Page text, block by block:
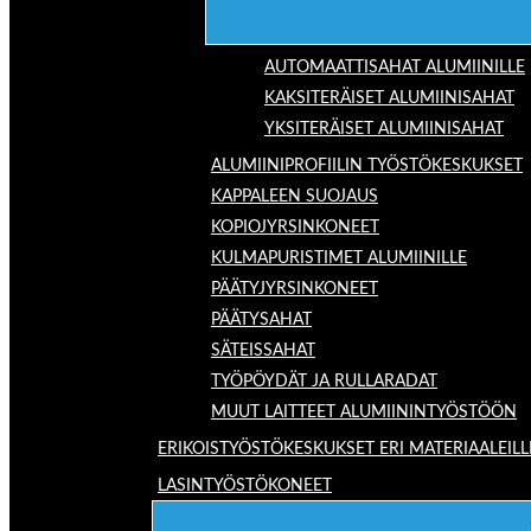
AUTOMAATTISAHAT ALUMIINILLE
KAKSITERÄISET ALUMIINISAHAT
YKSITERÄISET ALUMIINISAHAT
ALUMIINIPROFIILIN TYÖSTÖKESKUKSET
KAPPALEEN SUOJAUS
KOPIOJYRSINKONEET
KULMAPURISTIMET ALUMIINILLE
PÄÄTYJYRSINKONEET
PÄÄTYSAHAT
SÄTEISSAHAT
TYÖPÖYDÄT JA RULLARADAT
MUUT LAITTEET ALUMIININTYÖSTÖÖN
ERIKOISTYÖSTÖKESKUKSET ERI
LASINTYÖSTÖKONEET